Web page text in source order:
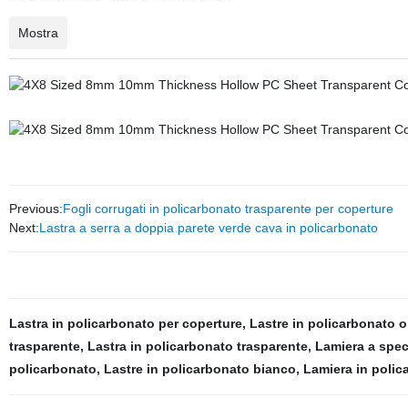
Mostra
Previous:Fogli corrugati in policarbonato trasparente per coperture
Next:Lastra a serra a doppia parete verde cava in policarbonato
Lastra in policarbonato per coperture, Lastre in policarbonato
trasparente, Lastra in policarbonato trasparente, Lamiera a
policarbonato, Lastre in policarbonato bianco, Lamiera in